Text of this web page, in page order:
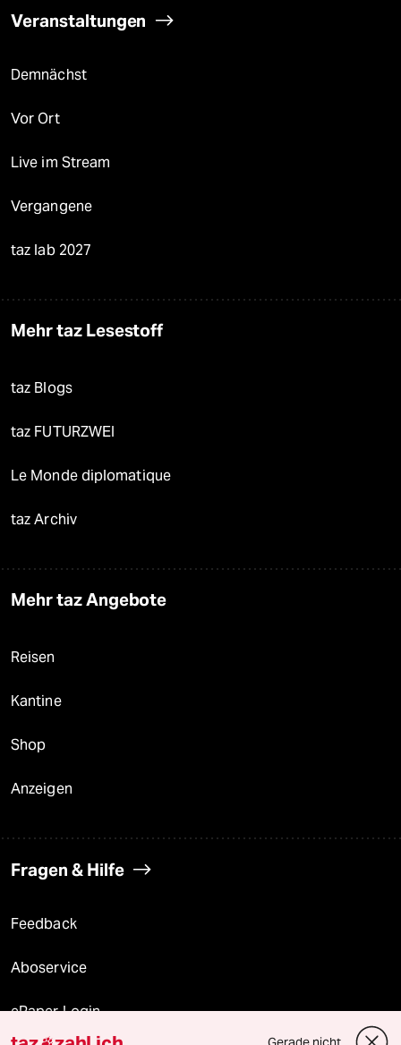
Veranstaltungen
Demnächst
Vor Ort
Live im Stream
Vergangene
taz lab 2027
Mehr taz Lesestoff
taz Blogs
taz FUTURZWEI
Le Monde diplomatique
taz Archiv
Mehr taz Angebote
Reisen
Kantine
Shop
Anzeigen
Fragen & Hilfe
Feedback
Aboservice
ePaper Login